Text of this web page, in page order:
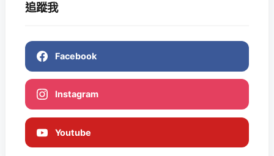
追蹤我
Facebook
Instagram
Youtube